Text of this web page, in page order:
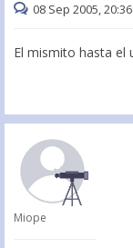
08 Sep 2005, 20:36
El mismito hasta el
Miope